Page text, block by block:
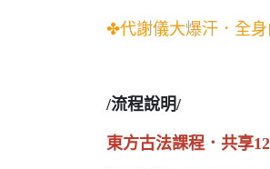
✤代謝儀大爆汗．全身
/流程說明/
東方古法課程．共享